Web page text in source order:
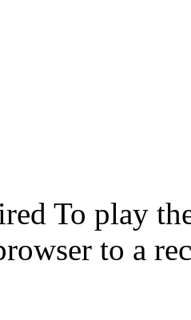
To play
to a